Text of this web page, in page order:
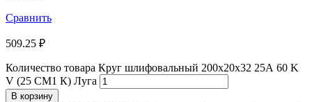
Сравнить
509.25 ₽
Количество товара Круг шлифовальный 200х20х32 25А 60 K
V (25 СМ1 К) Луга
В корзину